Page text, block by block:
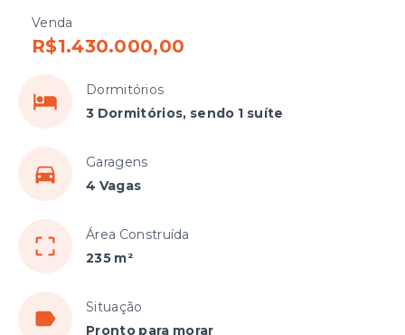
Venda
R$1.430.000,00
Dormitórios
3 Dormitórios, sendo 1 suíte
Garagens
4 Vagas
Área Construída
235 m²
Situação
Pronto para morar